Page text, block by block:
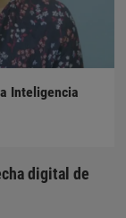
Inteligencia
digital de